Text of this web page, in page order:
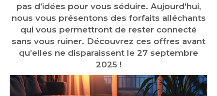
pas d’idées pour vous séduire. Aujourd’hui,
nous vous présentons des forfaits alléchants
qui vous permettront de rester connecté
sans vous ruiner. Découvrez ces offres avant
qu’elles ne disparaissent le 27 septembre
2025 !